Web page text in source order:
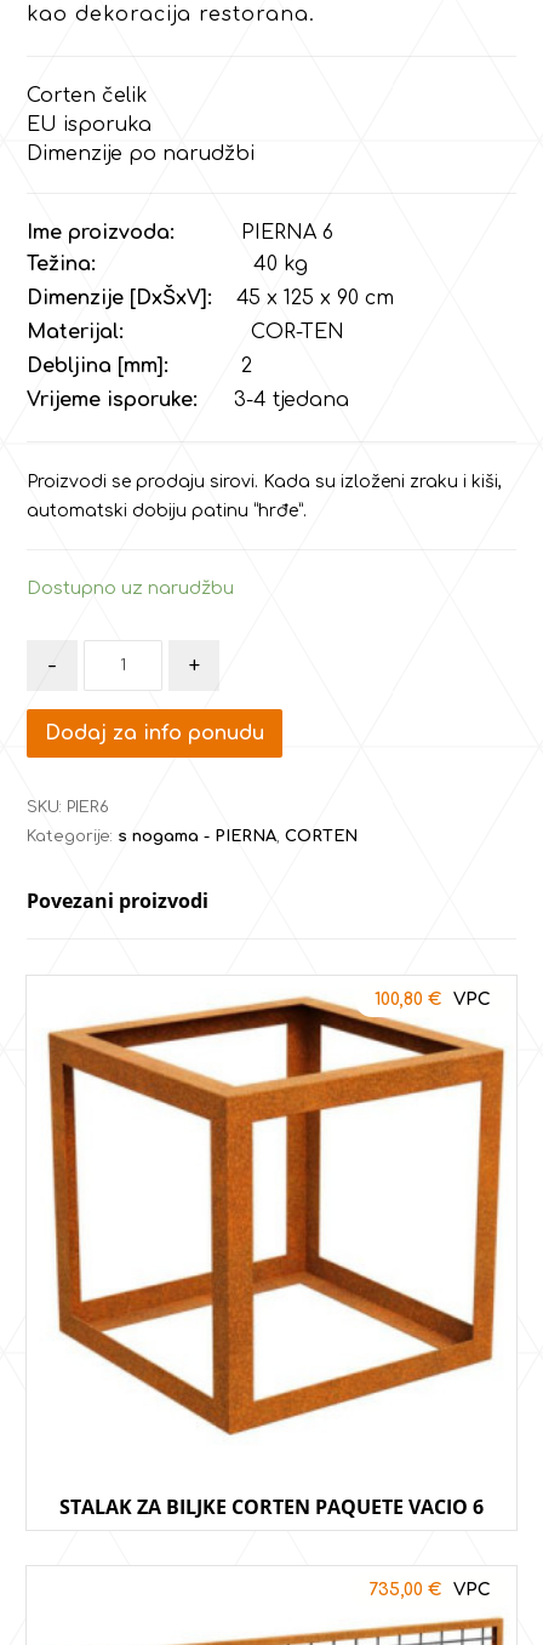
kao dekoracija restorana.
Corten čelik
EU isporuka
Dimenzije po narudžbi
Ime proizvoda:
PIERNA 6
Težina:
40 kg
Dimenzije [DxŠxV]:
45 x 125 x 90 cm
Materijal:
COR-TEN
Debljina [mm]:
2
Vrijeme isporuke:
3-4 tjedana
Proizvodi se prodaju sirovi. Kada su izloženi zraku i kiši,
automatski dobiju patinu “hrđe”.
Dostupno uz narudžbu
- +
Dodaj za info ponudu
SKU: PIER6
Kategorije: s nogama - PIERNA ,CORTEN
Povezani proizvodi
STALAK ZA BILJKE CORTEN PAQUETE VACIO 6
100,80 €
735,00 €